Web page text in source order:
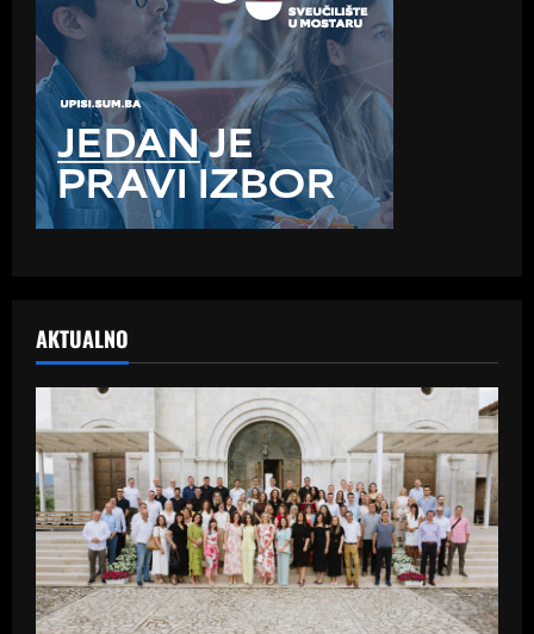
AKTUALNO